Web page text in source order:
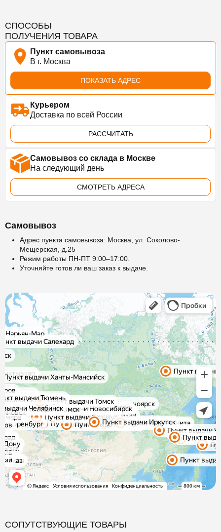
СПОСОБЫ
ПОЛУЧЕНИЯ ТОВАРА
Пункт самовывоза
В г. Москва
ПОКАЗАТЬ АДРЕС
Курьером
Доставка по всей России
РАССЧИТАТЬ
Самовывоз со склада в Москве
На следующий день
СМОТРЕТЬ АДРЕСА
Самовывоз
Адрес пункта самовывоза: Москва, ул. Соколово-
Мещерская, д.25
Режим работы ПН-ПТ 9:00–17:00.
Уточняйте готов ли ваш заказ к выдаче.
СОПУТСТВУЮЩИЕ ТОВАРЫ